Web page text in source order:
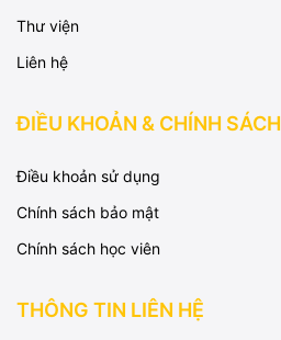
Thư viện
Liên hệ
ĐIỀU KHOẢN & CHÍNH SÁCH
Điều khoản sử dụng
Chính sách bảo mật
Chính sách học viên
THÔNG TIN LIÊN HỆ